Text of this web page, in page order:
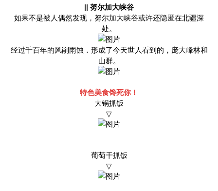
|| 努尔加大峡谷
如果不是被人偶然发现，努尔加大峡谷或许还隐匿在北疆深
处。
经过千百年的风削雨蚀．形成了今天世人看到的，庞大峰林和
山群。
特色美食馋死你！
大锅抓饭
▽
葡萄干抓饭
▽